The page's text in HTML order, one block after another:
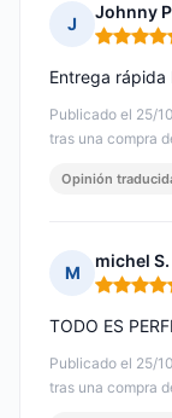
J
Johnny
Nota: 5
Publicado el 25/
tras una compra
Entrega
Opinión
M
michel S.
Nota: 5
Publicado el 25/
tras una compra
TODO ES